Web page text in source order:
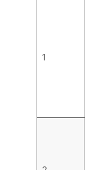
1